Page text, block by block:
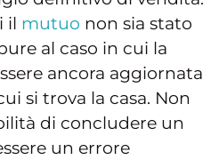
il mutuo non sia stato
al caso in cui la
ancora aggiornata
si trova la casa. Non
di concludere un
un errore